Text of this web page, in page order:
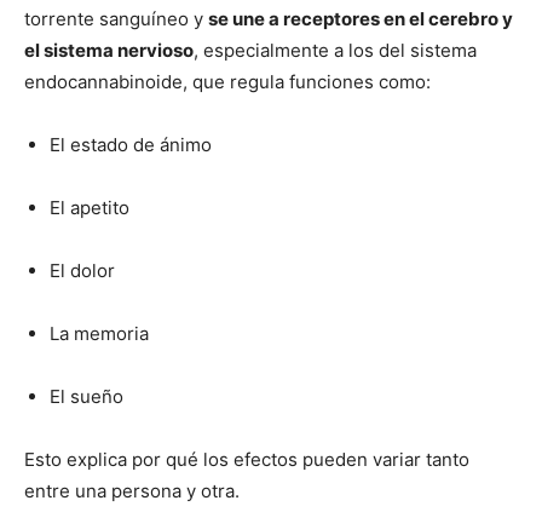
torrente sanguíneo y se une a receptores en el cerebro y
el sistema nervioso, especialmente a los del sistema
endocannabinoide, que regula funciones como:
El estado de ánimo
El apetito
El dolor
La memoria
El sueño
Esto explica por qué los efectos pueden variar tanto
entre una persona y otra.